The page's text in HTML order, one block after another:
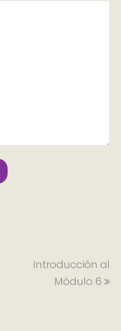
Introducción al
Módulo 6